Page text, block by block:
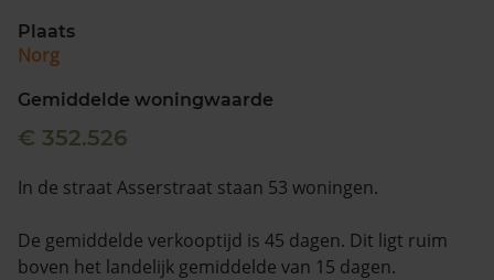
Plaats
Norg
Gemiddelde woningwaarde
€ 352.526
In de straat Asserstraat staan 53 woningen.
De gemiddelde verkooptijd is 45 dagen. Dit ligt ruim
boven het landelijk gemiddelde van 15 dagen.